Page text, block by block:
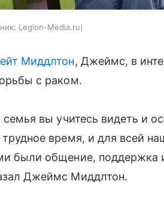
Legion-Media.ru
Миддлтон, Джеймс, в
с раком.
вы учитесь видеть и
время, и для всей
были общение, поддержка
Джеймс Миддлтон.